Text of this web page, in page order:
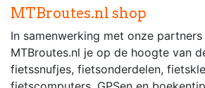
MTBroutes.nl shop
In samenwerking met onze
MTBroutes.nl je op de hoogte van
fietssnufjes, fietsonderdelen,